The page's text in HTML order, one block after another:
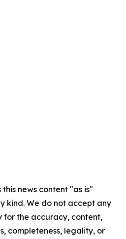
news content "as is"
kind. We do not accept any
for the accuracy, content,
completeness, legality, or